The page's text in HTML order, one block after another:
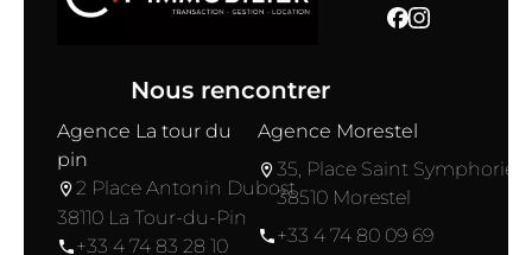
Nous rencontrer
Agence La tour du
pin
2 Place Antonin Dubost
38110 La Tour-du-Pin
+33 4 74 83 28 10
Agence Morestel
35, Place Saint Symphorien
38510 Morestel
+33 4 74 80 09 69